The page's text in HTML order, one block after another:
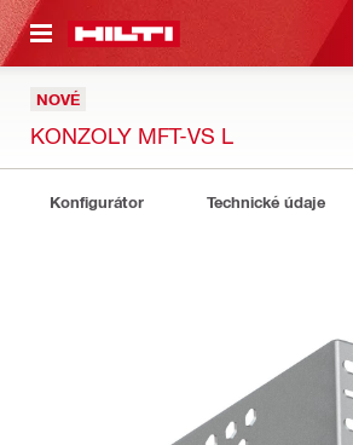
HLAVNÍ OBSAH
NOVÉ
KONZOLY MFT-VS L
Konfigurátor Technické údaje